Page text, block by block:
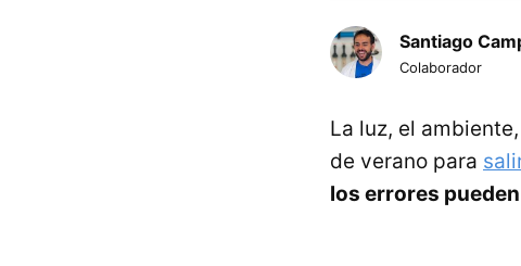
Santiago
Colaborador
La luz, el
de verano para
los errores